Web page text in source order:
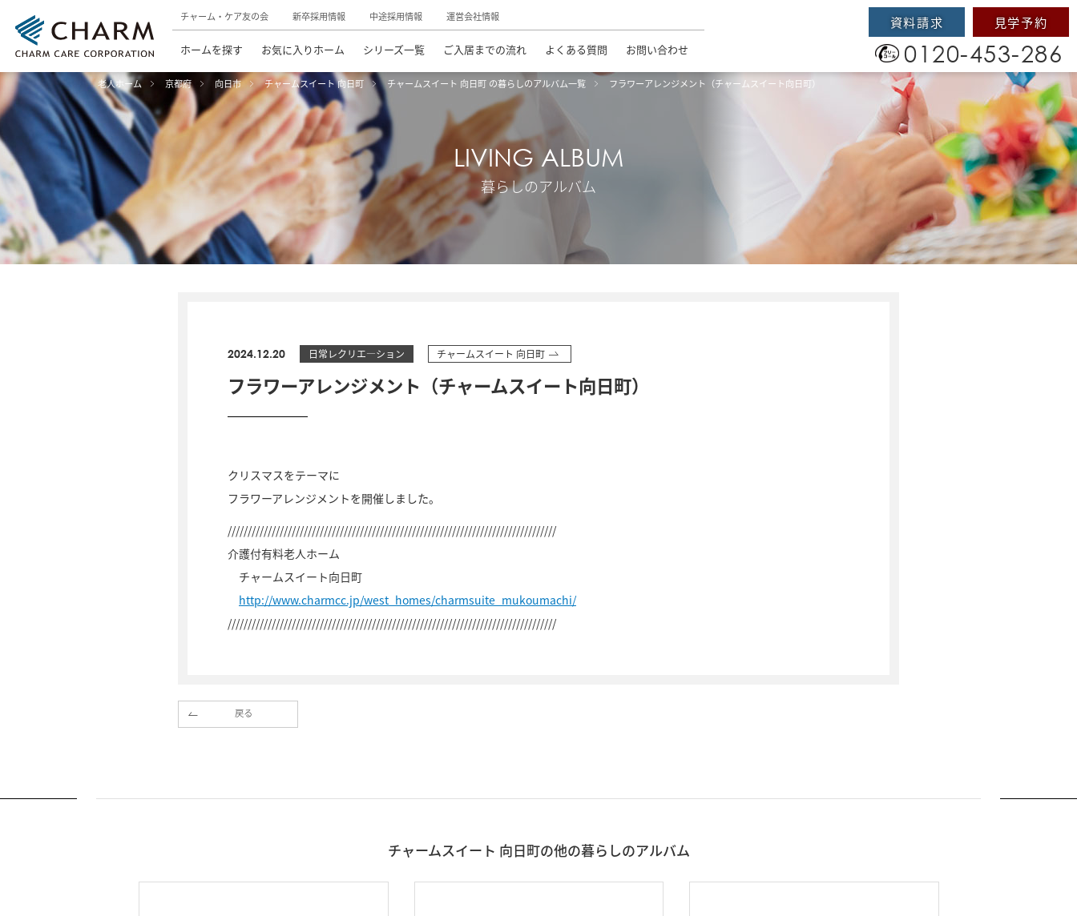
チャーム・ケア友の会 新卒採用情報 中途採用情報 運営会社情報
ホームを探す お気に入りホーム シリーズ一覧 ご入居までの流れ よくある質問 お問い合わせ
資料請求 見学予約
0120-453-286
老人ホーム 京都府 向日市 チャームスイート 向日町 チャームスイート 向日町 の暮らしのアルバム一覧 フラワーアレンジメント（チャームスイート向日町）
LIVING ALBUM
暮らしのアルバム
2024.12.20 日常レクリエ―ション チャームスイート 向日町
フラワーアレンジメント（チャームスイート向日町）
クリスマスをテーマに
フラワーアレンジメントを開催しました。
//////////////////////////////////////////////////////////////////////////////////
介護付有料老人ホーム
チャームスイート向日町
http://www.charmcc.jp/west_homes/charmsuite_mukoumachi/
//////////////////////////////////////////////////////////////////////////////////
戻る
チャームスイート 向日町の他の暮らしのアルバム